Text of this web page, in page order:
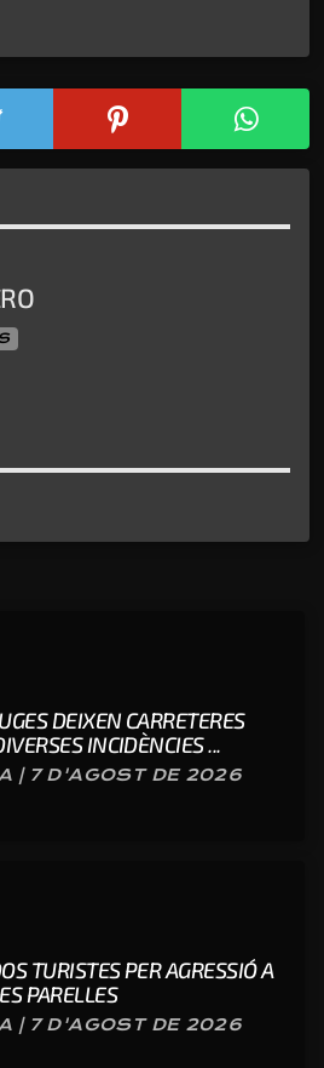
DEIXEN CARRETERES
INCIDÈNCIES ...
| 7 D'AGOST DE 2026
TURISTES PER AGRESSIÓ A
PARELLES
| 7 D'AGOST DE 2026